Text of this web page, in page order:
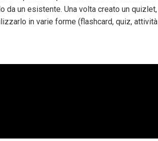
da un esistente. Una volta creato un quizlet,
in varie forme (flashcard, quiz, attività